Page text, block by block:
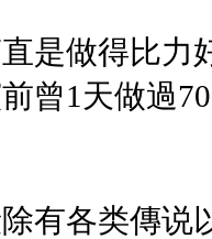
是做得比力
曾1天做過
有各类傳